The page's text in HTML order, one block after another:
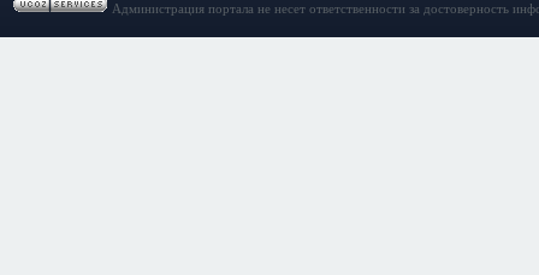
Администрация портала не несет ответственности за достоверность